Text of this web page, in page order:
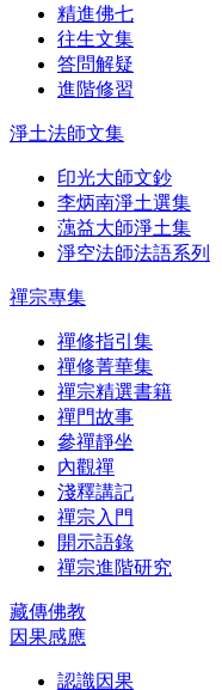
精進佛七
往生文集
答問解疑
進階修習
淨土法師文集
印光大師文鈔
李炳南淨土選集
蕅益大師淨土集
淨空法師法語系列
禪宗專集
禪修指引集
禪修菁華集
禪宗精選書籍
禪門故事
參禪靜坐
內觀禪
淺釋講記
禪宗入門
開示語錄
禪宗進階研究
藏傳佛教
因果感應
認識因果